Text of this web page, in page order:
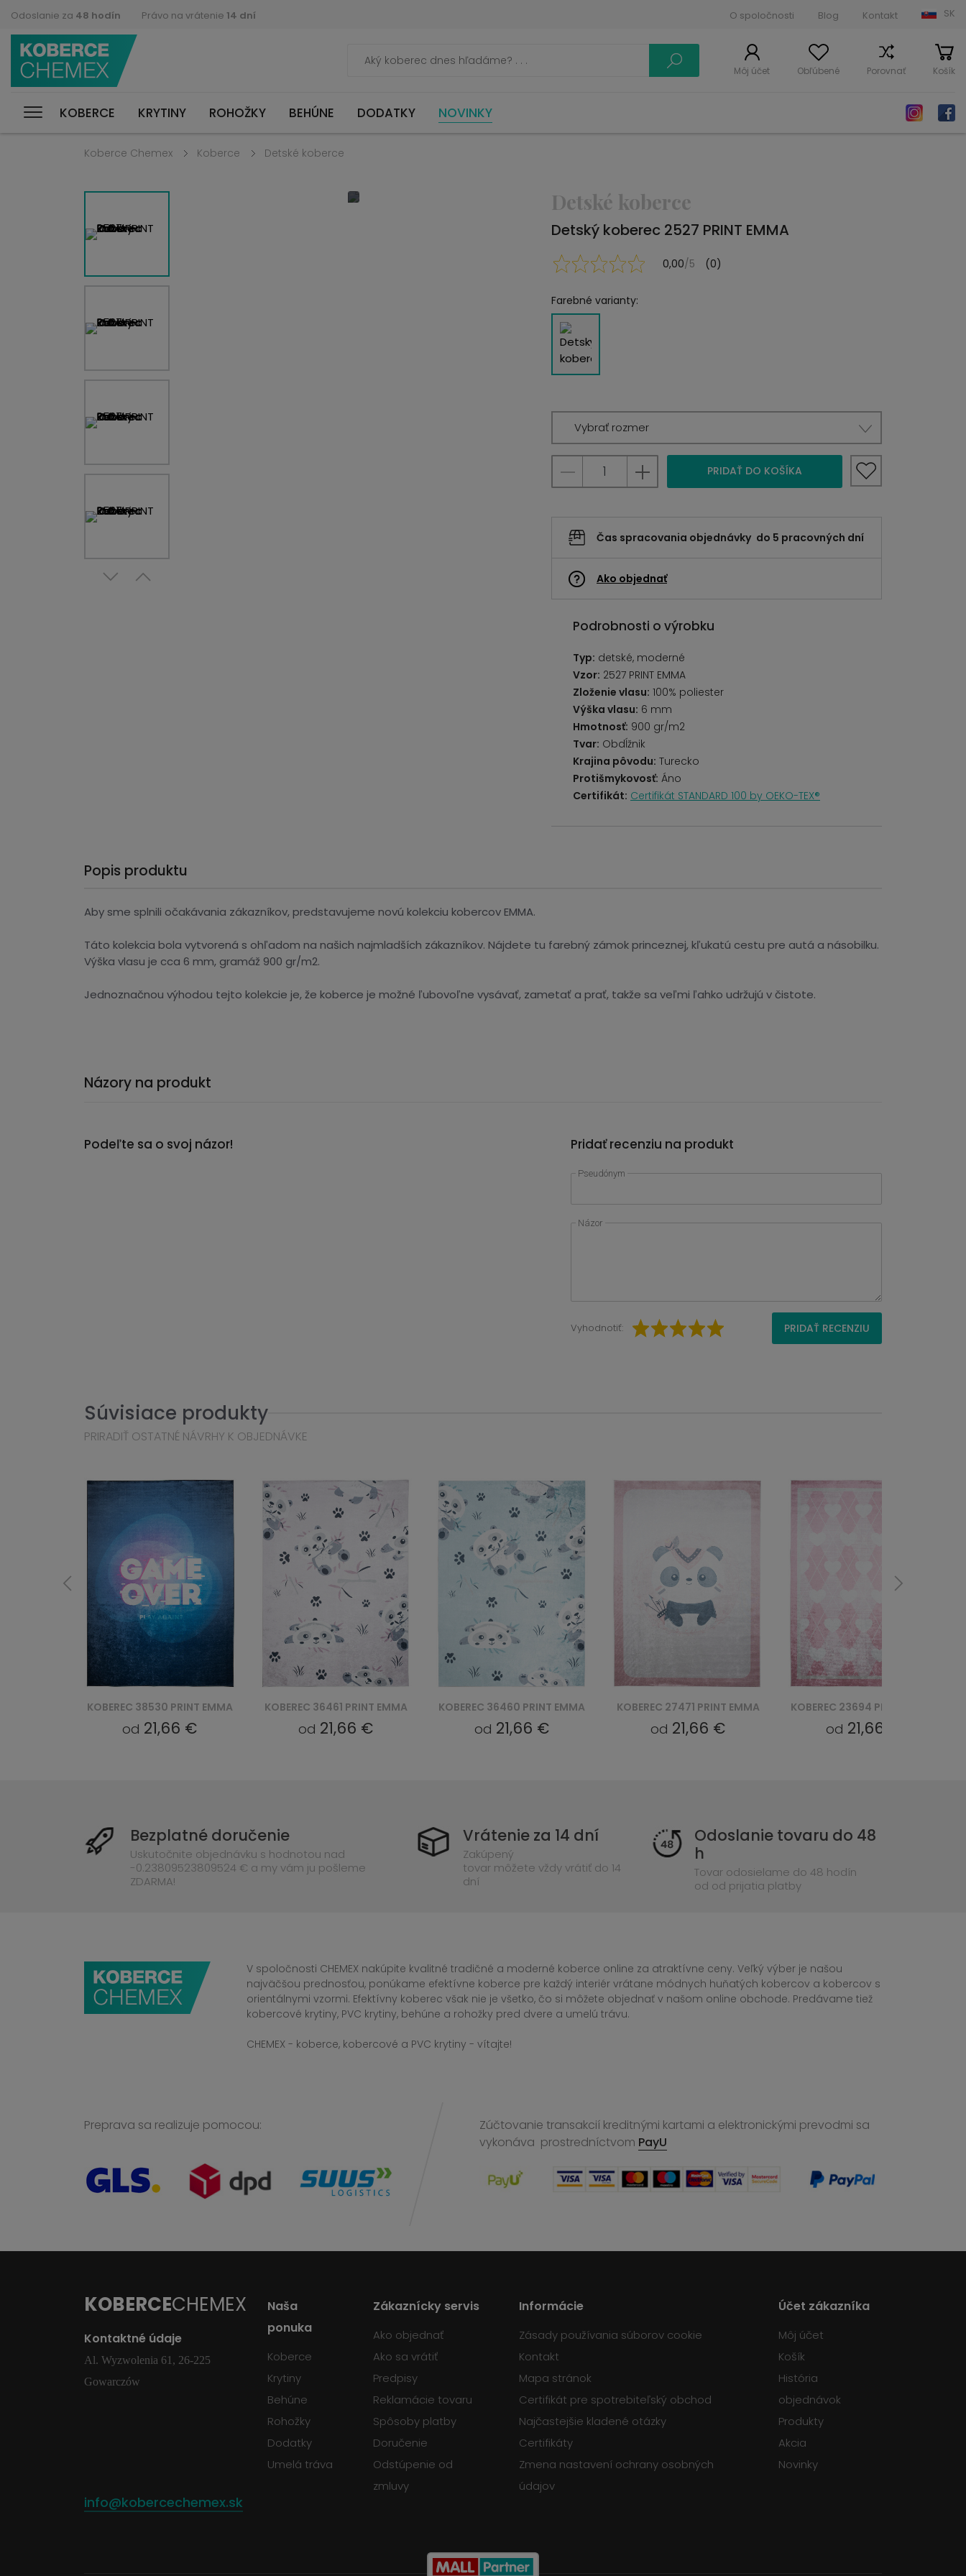
Odoslanie za 48 hodín Právo na vrátenie 14 dní O spoločnosti Blog Kontakt SK
Môj účet Obľúbené Porovnať Košík
KOBERCE KRYTINY ROHOŽKY BEHÚNE DODATKY NOVINKY
Koberce Chemex Koberce Detské koberce
Detské koberce
Detský koberec 2527 PRINT EMMA
0,00/5 (0)
Farebné varianty:
Vybrať rozmer
PRIDAŤ DO KOŠÍKA
Čas spracovania objednávky do 5 pracovných dní
Ako objednať
Podrobnosti o výrobku
Typ: detské, moderné
Vzor: 2527 PRINT EMMA
Zloženie vlasu: 100% poliester
Výška vlasu: 6 mm
Hmotnosť: 900 gr/m2
Tvar: Obdĺžnik
Krajina pôvodu: Turecko
Protišmykovosť: Áno
Certifikát: Certifikát STANDARD 100 by OEKO-TEX®
Popis produktu
Aby sme splnili očakávania zákazníkov, predstavujeme novú kolekciu kobercov EMMA.
Táto kolekcia bola vytvorená s ohľadom na našich najmladších zákazníkov. Nájdete tu farebný zámok princeznej, kľukatú cestu pre autá a násobilku.
Výška vlasu je cca 6 mm, gramáž 900 gr/m2.
Jednoznačnou výhodou tejto kolekcie je, že koberce je možné ľubovoľne vysávať, zametať a prať, takže sa veľmi ľahko udržujú v čistote.
Názory na produkt
Podeľte sa o svoj názor! Pridať recenziu na produkt
Pseudónym
Názor
Vyhodnotiť: PRIDAŤ RECENZIU
Súvisiace produkty
PRIRADIŤ OSTATNÉ NÁVRHY K OBJEDNÁVKE
KOBEREC 36461 PRINT EMMA
od 21,66 €
KOBEREC 36460 PRINT EMMA
od 21,66 €
KOBEREC 27471 PRINT EMMA
od 21,66 €
KOBEREC 23694 PRINT EMMA
od 21,66 €
KOBEREC 23691 PRINT EMMA
od 21,66 €
Bezplatné doručenie
Uskutočnite objednávku s hodnotou nad
-0.23809523809524 € a my vám ju pošleme
ZDARMA!
Vrátenie za 14 dní
Zakúpený
tovar môžete vždy vrátiť do 14
dní
Odoslanie tovaru do 48
h
Tovar odosielame do 48 hodín
od od prijatia platby
V spoločnosti CHEMEX nakúpite kvalitné tradičné a moderné koberce online za atraktívne ceny. Veľký výber je našou
najväčšou prednosťou, ponúkame efektívne koberce pre každý interiér vrátane módnych huňatých kobercov a kobercov s
orientálnymi vzormi. Efektívny koberec však nie je všetko, čo si môžete objednať v našom online obchode. Predávame tiež
kobercové krytiny, PVC krytiny, behúne a rohožky pred dvere a umelú trávu.
CHEMEX - koberce, kobercové a PVC krytiny - vítajte!
Preprava sa realizuje pomocou:
Zúčtovanie transakcií kreditnými kartami a elektronickými prevodmi sa
vykonáva prostredníctvom PayU
KOBERCECHEMEX
Kontaktné údaje
Al. Wyzwolenia 61, 26-225
Gowarczów
info@kobercechemex.sk
Naša
ponuka
Koberce
Krytiny
Behúne
Rohožky
Dodatky
Umelá tráva
Zákaznícky servis
Ako objednať
Ako sa vrátiť
Predpisy
Reklamácie tovaru
Spôsoby platby
Doručenie
Odstúpenie od
zmluvy
Informácie
Zásady používania súborov cookie
Kontakt
Mapa stránok
Certifikát pre spotrebiteľský obchod
Najčastejšie kladené otázky
Certifikáty
Zmena nastavení ochrany osobných
údajov
Účet zákazníka
Môj účet
Košík
História
objednávok
Produkty
Akcia
Novinky